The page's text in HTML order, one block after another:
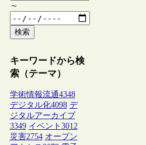
～
検索
キーワードから検
索（テーマ）
学術情報流通4348
デジタル化4098 デ
ジタルアーカイブ
3349 イベント 3012
災害2754 オープン